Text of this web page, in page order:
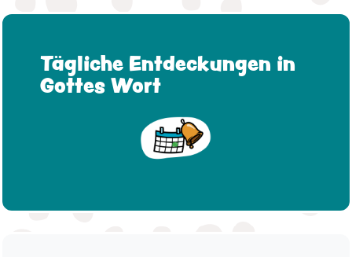
Tägliche Entdeckungen in
Gottes Wort